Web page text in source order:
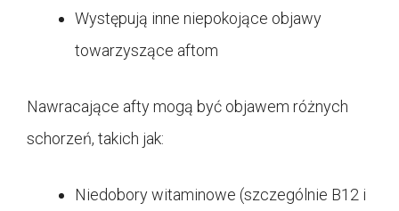
Występują inne niepokojące objawy
towarzyszące aftom
Nawracające afty mogą być objawem różnych
schorzeń, takich jak:
Niedobory witaminowe (szczególnie B12 i